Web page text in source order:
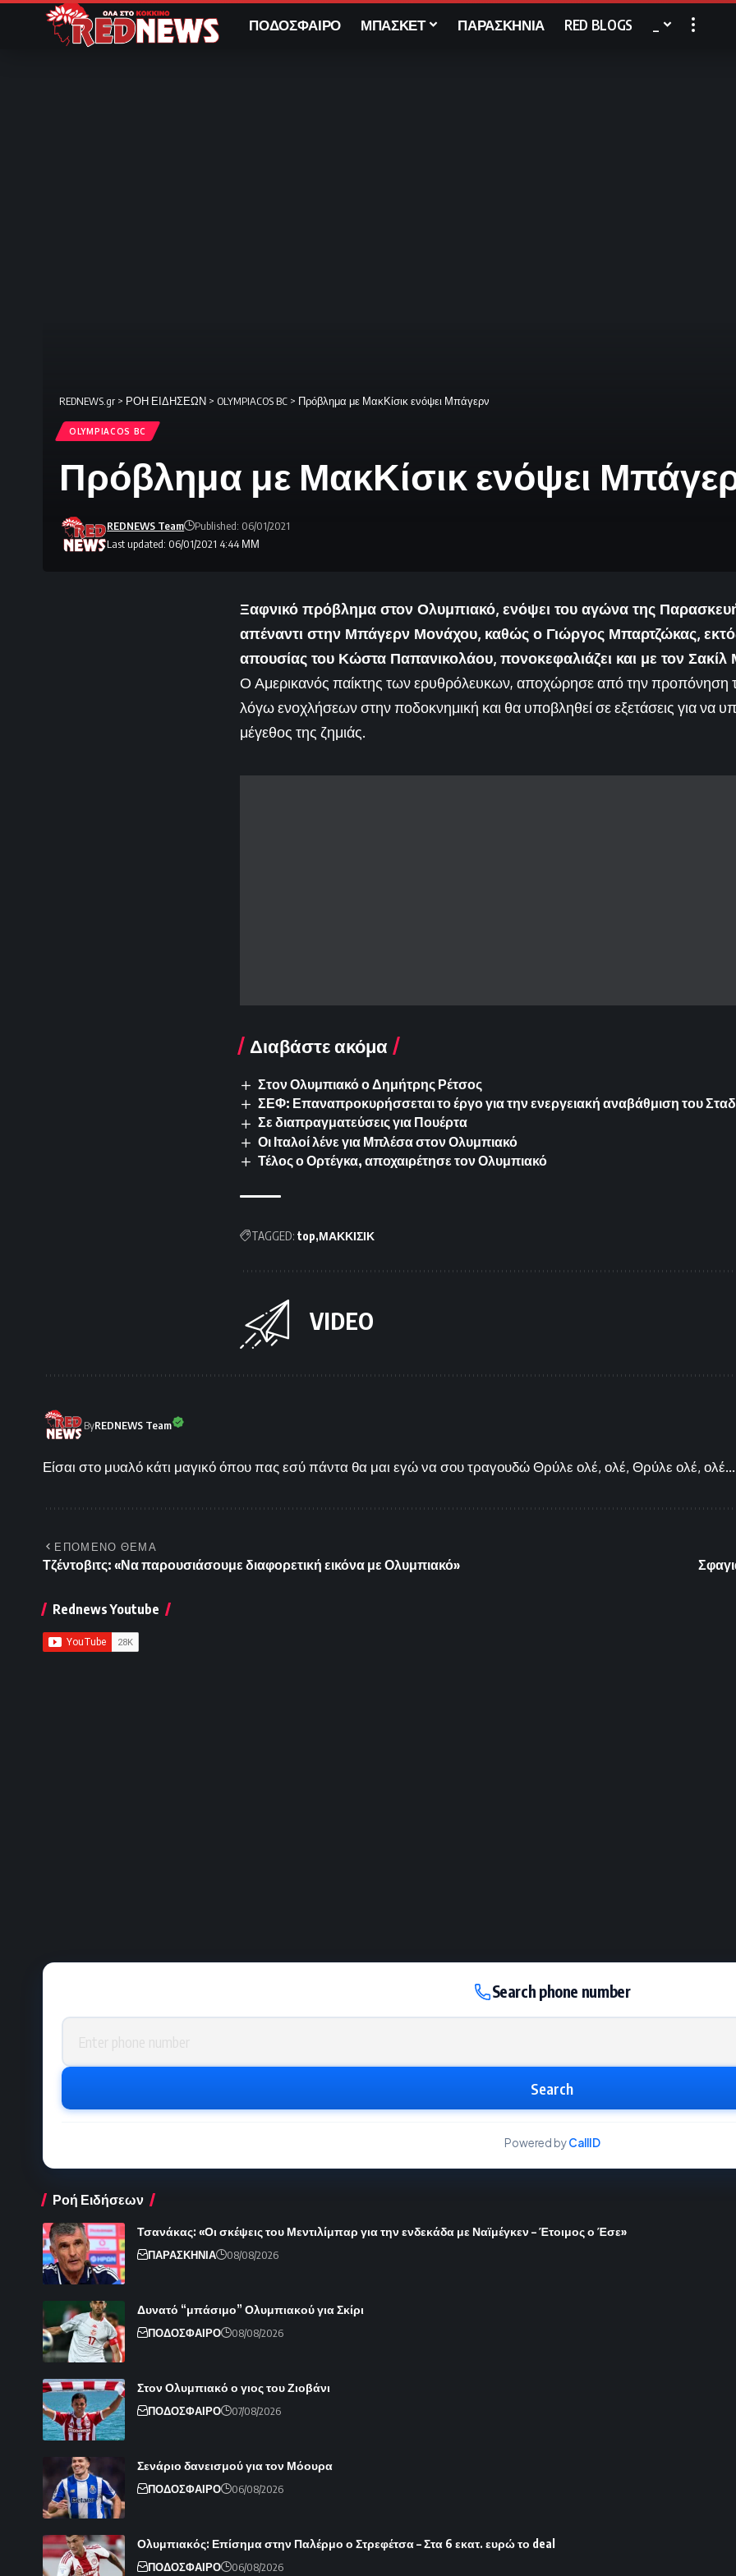
ΠΟΔΟΣΦΑΙΡΟ ΜΠΑΣΚΕΤ ΠΑΡΑΣΚΗΝΙΑ RED BLOGS
REDNEWS.gr > ΡΟΗ ΕΙΔΗΣΕΩΝ > OLYMPIACOS BC > Πρόβλημα με ΜακΚίσικ ενόψει Μπάγερν
OLYMPIACOS BC
Πρόβλημα με ΜακΚίσικ ενόψει
Last updated: 06/01/2021 4:44 ΜΜ
REDNEWS Team Published: 06/01/2021
Ξαφνικό πρόβλημα στον Ολυμπιακό, ενόψει του αγώνα της
απέναντι στην Μπάγερν Μονάχου, καθώς ο Γιώργος Μπαρτζώκας,
απουσίας του Κώστα Παπανικολάου, πονοκεφαλιάζει και με τον Σακίλ
Ο Αμερικανός παίκτης των ερυθρόλευκων, αποχώρησε από την προπόνηση
λόγω ενοχλήσεων στην ποδοκνημική και θα υποβληθεί σε εξετάσεις για να
μέγεθος της ζημιάς.
Διαβάστε ακόμα
Στον Ολυμπιακό ο Δημήτρης Ρέτσος
ΣΕΦ: Επαναπροκυρήσσεται το έργο για την ενεργειακή αναβάθμιση του
Σε διαπραγματεύσεις για Πουέρτα
Οι Ιταλοί λένε για Μπλέσα στον Ολυμπιακό
Τέλος ο Ορτέγκα, αποχαιρέτησε τον Ολυμπιακό
TAGGED: top ΜΑΚΚΙΣΙΚ
VIDEO
ByREDNEWS Team
Είσαι στο μυαλό κάτι μαγικό όπου πας εσύ πάντα θα μαι εγώ να σου τραγουδώ Θρύλε ολέ, ολέ, Θρύλε ολέ, ολέ...
ΕΠΟΜΕΝΟ ΘΕΜΑ
Τζέντοβιτς: «Να παρουσιάσουμε διαφορετική εικόνα με Ολυμπιακό»
Rednews Youtube
Search phone number
Phone number
Search
Powered byCallID
Ροή Ειδήσεων
Τσανάκας: «Οι σκέψεις του Μεντιλίμπαρ για την ενδεκάδα με Ναϊμέγκεν – Έτοιμος ο Έσε»
ΠΑΡΑΣΚΗΝΙΑ 08/08/2026
Δυνατό “μπάσιμο” Ολυμπιακού για Σκίρι
ΠΟΔΟΣΦΑΙΡΟ 08/08/2026
Στον Ολυμπιακό ο γιος του Ζιοβάνι
ΠΟΔΟΣΦΑΙΡΟ 07/08/2026
Σενάριο δανεισμού για τον Μόουρα
ΠΟΔΟΣΦΑΙΡΟ 06/08/2026
Ολυμπιακός: Επίσημα στην Παλέρμο ο Στρεφέτσα – Στα 6 εκατ. ευρώ το deal
ΠΟΔΟΣΦΑΙΡΟ 06/08/2026